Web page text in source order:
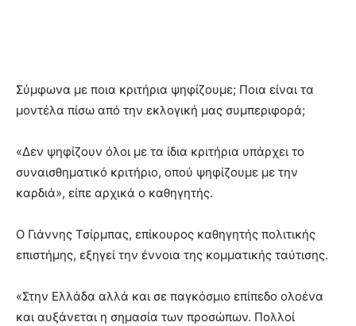
Σύμφωνα με ποια κριτήρια ψηφίζουμε; Ποια είναι τα
μοντέλα πίσω από την εκλογική μας συμπεριφορά;
«Δεν ψηφίζουν όλοι με τα ίδια κριτήρια υπάρχει το
συναισθηματικό κριτήριο, οπού ψηφίζουμε με την
καρδιά», είπε αρχικά ο καθηγητής.
Ο Γιάννης Τσίρμπας, επίκουρος καθηγητής πολιτικής
επιστήμης, εξηγεί την έννοια της κομματικής ταύτισης.
«Στην Ελλάδα αλλά και σε παγκόσμιο επίπεδο ολοένα
και αυξάνεται η σημασία των προσώπων. Πολλοί